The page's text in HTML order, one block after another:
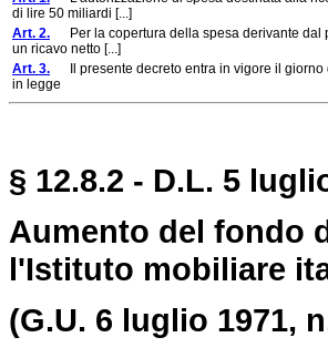
di lire 50 miliardi [...]
Art. 2. Per la copertura della spesa derivante dal
un ricavo netto [...]
Art. 3. Il presente decreto entra in vigore il giorno
in legge
§ 12.8.2 - D.L. 5
Aumento del fondo
l'Istituto mobiliare
(G.U. 6 luglio 1971,